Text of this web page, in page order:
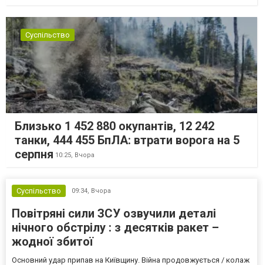
Суспільство
Близько 1 452 880 окупантів, 12 242
танки, 444 455 БпЛА: втрати ворога на 5
серпня 10:25, Вчора
Суспільство 09:34, Вчора
Повітряні сили ЗСУ озвучили деталі
нічного обстрілу : з десятків ракет –
жодної збитої
Основний удар припав на Київщину. Війна продовжується / колаж